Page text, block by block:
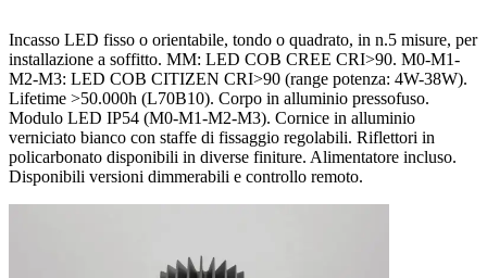
Incasso LED fisso o orientabile, tondo o quadrato, in n.5 misure, per
installazione a soffitto. MM: LED COB CREE CRI>90. M0-M1-
M2-M3: LED COB CITIZEN CRI>90 (range potenza: 4W-38W).
Lifetime >50.000h (L70B10). Corpo in alluminio pressofuso.
Modulo LED IP54 (M0-M1-M2-M3). Cornice in alluminio
verniciato bianco con staffe di fissaggio regolabili. Riflettori in
policarbonato disponibili in diverse finiture. Alimentatore incluso.
Disponibili versioni dimmerabili e controllo remoto.